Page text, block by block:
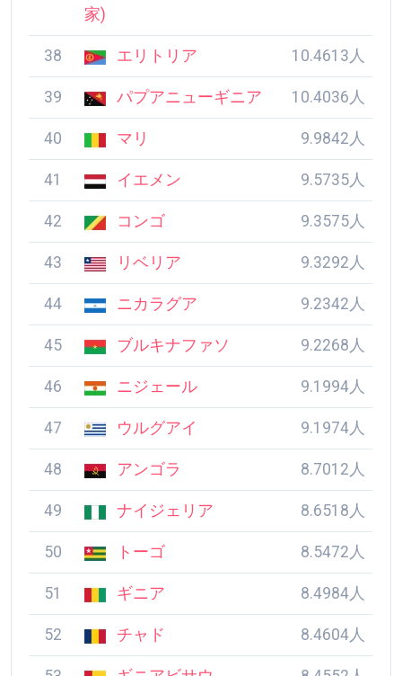
家)
38 エリトリア 10.4613人
39 パプアニューギニア 10.4036人
40 マリ 9.9842人
41 イエメン 9.5735人
42 コンゴ 9.3575人
43 リベリア 9.3292人
44 ニカラグア 9.2342人
45 ブルキナファソ 9.2268人
46 ニジェール 9.1994人
47 ウルグアイ 9.1974人
48 アンゴラ 8.7012人
49 ナイジェリア 8.6518人
50 トーゴ 8.5472人
51 ギニア 8.4984人
52 チャド 8.4604人